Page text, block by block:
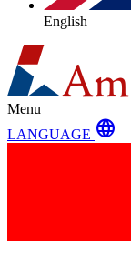
English
Menu
LANGUAGE language